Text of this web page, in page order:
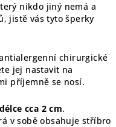
nikdo jiný nemá a
jistě vás tyto šperky
chirurgické
jej nastavit na
příjemně se nosí.
cca 2 cm.
v sobě obsahuje stříbro